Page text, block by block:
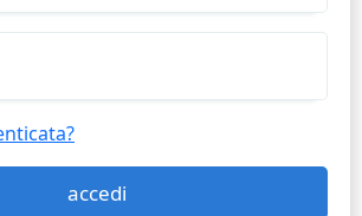
accedi